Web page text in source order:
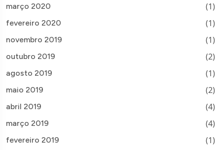
março 2020 (1)
fevereiro 2020 (1)
novembro 2019 (1)
outubro 2019 (2)
agosto 2019 (1)
maio 2019 (2)
abril 2019 (4)
março 2019 (4)
fevereiro 2019 (1)